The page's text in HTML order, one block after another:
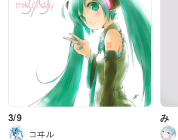
3/9
コヰル
み